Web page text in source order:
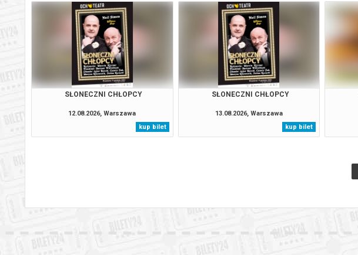
SŁONECZNI CHŁOPCY
12.08.2026, Warszawa
kup bilet
SŁONECZNI CHŁOPCY
13.08.2026, Warszawa
kup bilet